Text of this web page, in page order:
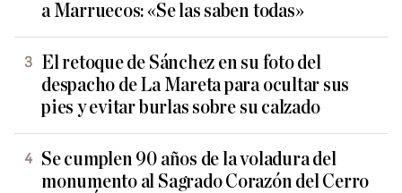
a Marruecos: «Se las saben todas»
El retoque de Sánchez en su foto del
despacho de La Mareta para ocultar sus
pies y evitar burlas sobre su calzado
Se cumplen 90 años de la voladura del
monumento al Sagrado Corazón del Cerro